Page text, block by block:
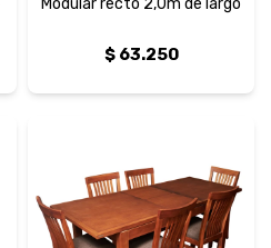
Modular recto 2,0m de largo
$ 63.250